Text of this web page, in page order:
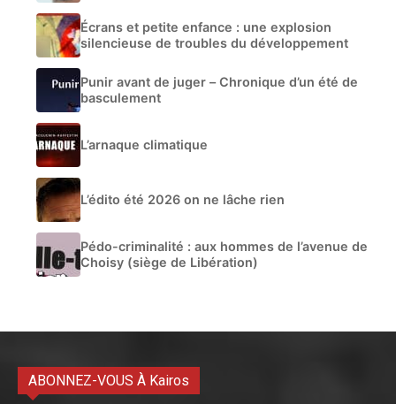
Écrans et petite enfance : une explosion
silencieuse de troubles du développement
Punir avant de juger – Chronique d’un été de
basculement
L’arnaque climatique
L’édito été 2026 on ne lâche rien
Pédo-criminalité : aux hommes de l’avenue de
Choisy (siège de Libération)
ABONNEZ-VOUS À Kairos